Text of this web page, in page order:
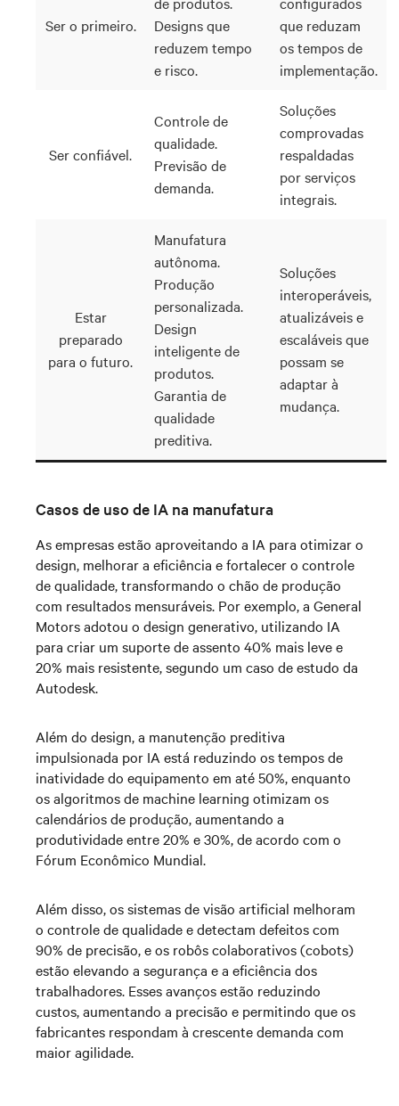
Ser o primeiro.
Designs que
reduzem tempo
e risco.
que reduzam
os tempos de
implementação.
Ser confiável.
Controle de
qualidade.
Previsão de
demanda.
Soluções
comprovadas
respaldadas
por serviços
integrais.
Estar
preparado
para o futuro.
Manufatura
autônoma.
Produção
personalizada.
Design
inteligente de
produtos.
Garantia de
qualidade
preditiva.
Soluções
interoperáveis,
atualizáveis e
escaláveis que
possam se
adaptar à
mudança.
Casos de uso de IA na manufatura
As empresas estão aproveitando a IA para otimizar o
design, melhorar a eficiência e fortalecer o controle
de qualidade, transformando o chão de produção
com resultados mensuráveis. Por exemplo, a General
Motors adotou o design generativo, utilizando IA
para criar um suporte de assento 40% mais leve e
20% mais resistente, segundo um caso de estudo da
Autodesk.
Além do design, a manutenção preditiva
impulsionada por IA está reduzindo os tempos de
inatividade do equipamento em até 50%, enquanto
os algoritmos de machine learning otimizam os
calendários de produção, aumentando a
produtividade entre 20% e 30%, de acordo com o
Fórum Econômico Mundial.
Além disso, os sistemas de visão artificial melhoram
o controle de qualidade e detectam defeitos com
90% de precisão, e os robôs colaborativos (cobots)
estão elevando a segurança e a eficiência dos
trabalhadores. Esses avanços estão reduzindo
custos, aumentando a precisão e permitindo que os
fabricantes respondam à crescente demanda com
maior agilidade.